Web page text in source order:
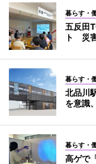
暮らす・
五反田
ト 災
暮らす・
北品川
を意識
暮らす・
高ゲで